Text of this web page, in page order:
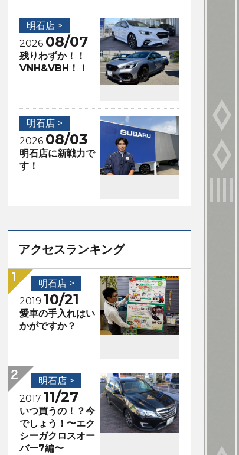
明石店 >
2026 08/07
残りわずか！！
VNH&VBH！！
明石店 >
2026 08/03
明石店に新戦力で
す！
アクセスランキング
明石店 >
2019 10/21
愛車の手入れはい
かがですか？
明石店 >
2017 11/27
いつ買うの！？今
でしょう！〜エク
シーガクロスオー
バー7編〜